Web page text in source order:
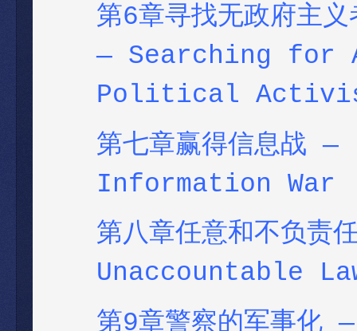
第6章寻找无政府主
— Searching for
Political
第七章赢得信息战 —
Information War
第八章任意和不
Unaccountable
第9章警察的军